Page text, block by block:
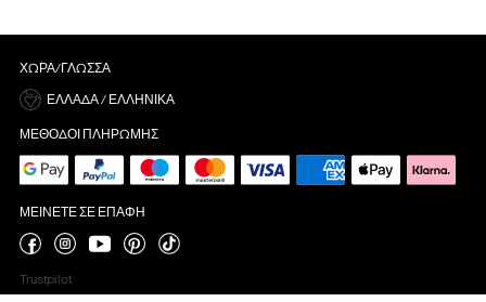
ΧΏΡΑ/ΓΛΏΣΣΑ
ΕΛΛΆΔΑ / ΕΛΛΗΝΙΚΆ
ΜΈΘΟΔΟΙ ΠΛΗΡΩΜΉΣ
ΜΕΊΝΕΤΕ ΣΕ ΕΠΑΦΉ
Trustpilot